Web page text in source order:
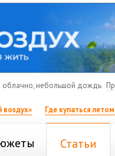
облачно, небольшой дождь
воздух» Где купаться
Статьи